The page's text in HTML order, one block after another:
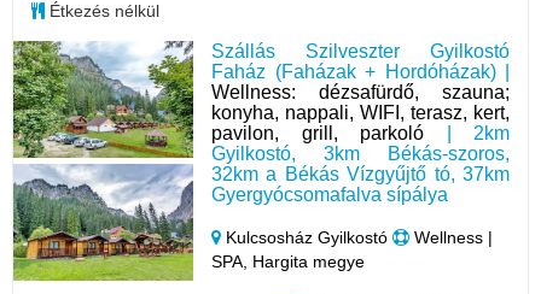
Szállás Szilveszter Gyilkostó
Faház (Faházak + Hordóházak) |
Wellness: dézsafürdő, szauna;
konyha, nappali, WIFI, terasz, kert,
pavilon, grill, parkoló | 2km
Gyilkostó, 3km Békás-szoros,
32km a Békás Vízgyűjtő tó, 37km
Gyergyócsomafalva sípálya
Kulcsosház Gyilkostó
Wellness |
SPA, Hargita megye
Étkezés nélkül